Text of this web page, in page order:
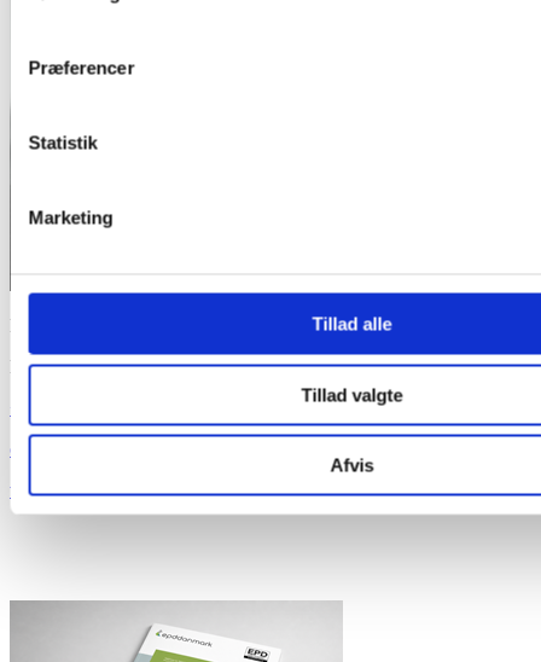
Præferencer
Statistik
Marketing
Tillad alle
Tillad valgte
Afvis
MERE INFO OM EPD?
Kontakt Ole Skov for spørgsmål og vejledning
ole.skov@teqton.com
vCard